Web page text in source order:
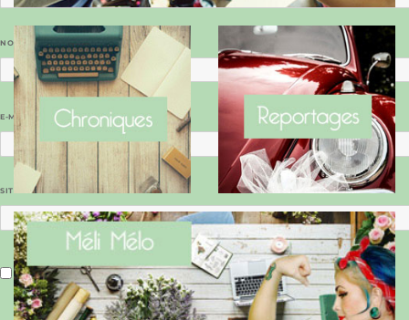
NOM
E-MAIL
SITE WEB
Enregistrer mon nom, mon e-mail et mon site dans le navigateur pour mon prochain commentaire.